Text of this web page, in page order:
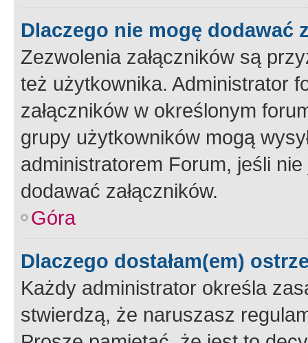
Dlaczego nie mogę dodawać
Zezwolenia załączników są
też użytkownika. Administrator
załączników w określonym
grupy użytkowników mogą
administratorem Forum, jeśli
dodawać załączników.
Góra
Dlaczego dostałam(em)
Każdy administrator określa
stwierdzą, że naruszasz